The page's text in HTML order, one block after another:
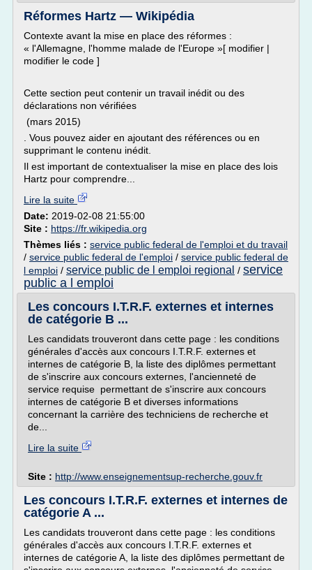
Réformes Hartz — Wikipédia
Contexte avant la mise en place des réformes :
« l'Allemagne, l'homme malade de l'Europe »[ modifier |
modifier le code ]
Cette section peut contenir un travail inédit ou des
déclarations non vérifiées
(mars 2015)
. Vous pouvez aider en ajoutant des références ou en
supprimant le contenu inédit.
Il est important de contextualiser la mise en place des lois
Hartz pour comprendre...
Lire la suite
Date: 2019-02-08 21:55:00
Site : https://fr.wikipedia.org
Thèmes liés : service public federal de l'emploi et du travail
/ service public federal de l'emploi / service public federal de
l emploi / service public de l emploi regional / service
public a l emploi
Les concours I.T.R.F. externes et internes
de catégorie B ...
Les candidats trouveront dans cette page : les conditions
générales d'accès aux concours I.T.R.F. externes et
internes de catégorie B, la liste des diplômes permettant
de s'inscrire aux concours externes, l'ancienneté de
service requise permettant de s'inscrire aux concours
internes de catégorie B et diverses informations
concernant la carrière des techniciens de recherche et
de...
Lire la suite
Site : http://www.enseignementsup-recherche.gouv.fr
Les concours I.T.R.F. externes et internes de
catégorie A ...
Les candidats trouveront dans cette page : les conditions
générales d'accès aux concours I.T.R.F. externes et
internes de catégorie A, la liste des diplômes permettant de